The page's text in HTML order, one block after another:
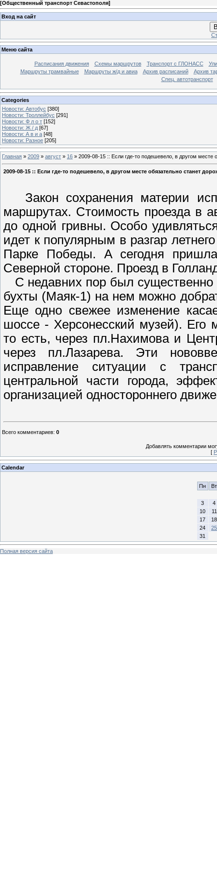
[Общественный транспорт Севастополя]
Вход на сайт
Меню сайта
Расписания движения Схемы маршрутов Транспорт с ГЛОНАСС
Маршруты трамвайные
Маршруты ж/д и авиа Архив расписаний
Архив
Спец. автотранспорт
Categories
Новости: Автобус [380]
Новости: Троллейбус [291]
Новости: Ф л о т [152]
Новости: Ж / д [67]
Новости: А в и а [48]
Новости: Разное [205]
Главная » 2009 » август » 16 » 2009-08-15 :: Если где-то подешевело, в другом месте
2009-08-15 :: Если где-то подешевело, в другом месте обязательно станет
Закон сохранения материи
маршрутах. Стоимость проезда в
до одной гривны. Особо
идет к популярным в разгар
Парке Победы. А сегодня
Северной стороне. Проезд в
С недавних пор был
бухты (Маяк-1) на нем можно
Еще одно свежее изменение
шоссе - Херсонесский музей). Его
то есть, через пл.Нахимова и
через пл.Лазарева. Эти
исправление ситуации с
центральной части города,
организацией одностороннего
Всего комментариев: 0
Добавлять комментарии
[
Calendar
Пн Вт
3
4
10
11
17
18
24
25
31
Полная версия сайта